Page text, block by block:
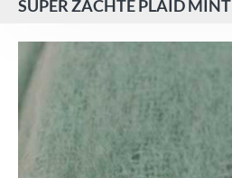
SUPER ZACHTE PLAID MINT